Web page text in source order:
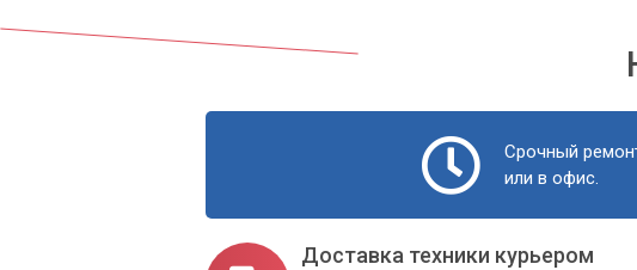
Срочный
или в офис.
Доставка техники курьером